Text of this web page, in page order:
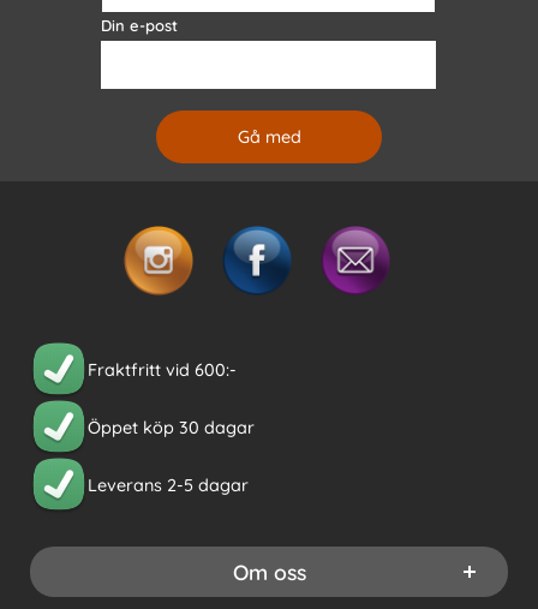
Din e-post
Fraktfritt vid 600:-
Öppet köp 30 dagar
Leverans 2-5 dagar
Om oss